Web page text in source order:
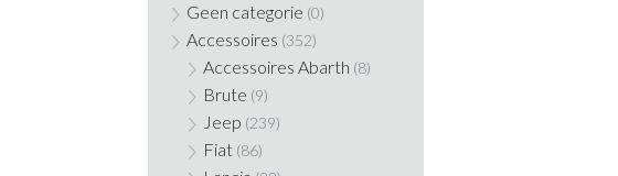
Geen categorie (0)
Accessoires (352)
Accessoires Abarth (8)
Brute (9)
Jeep (239)
Fiat (86)